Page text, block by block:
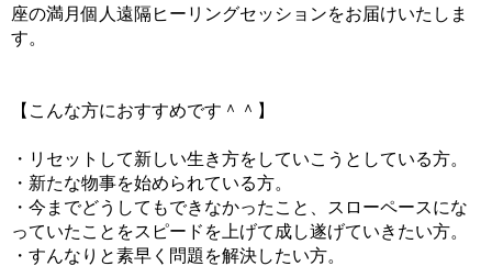
座の満月個人遠隔ヒーリングセッションをお届けいたしま
す。
【こんな方におすすめです＾＾】
・リセットして新しい生き方をしていこうとしている方。
・新たな物事を始められている方。
・今までどうしてもできなかったこと、スローペースにな
っていたことをスピードを上げて成し遂げていきたい方。
・すんなりと素早く問題を解決したい方。